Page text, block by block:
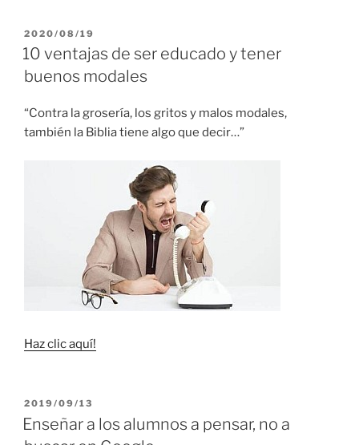
PUBLICADO
EL
2020/08/19
10 ventajas de ser educado y tener
buenos modales
“Contra la grosería, los gritos y malos modales,
también la Biblia tiene algo que decir…”
Haz clic aquí!
PUBLICADO
EL
2019/09/13
Enseñar a los alumnos a pensar, no a